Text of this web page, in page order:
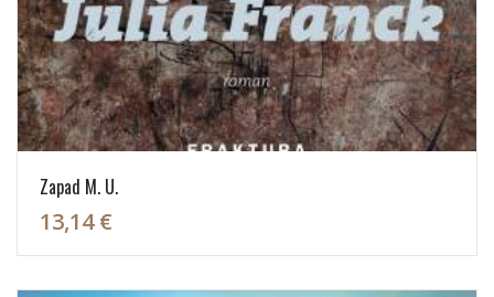
Zapad M. U.
13,14 €